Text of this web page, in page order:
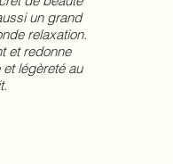
un grand
relaxation.
et redonne
légèreté au